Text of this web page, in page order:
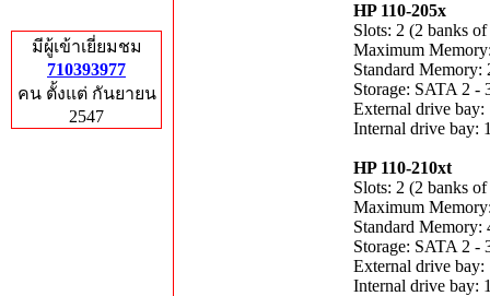
มีผู้เข้าเยี่ยมชม
710393977
คน ตั้งแต่ กันยายน
2547
HP 110-205x
Slots: 2 (2 banks
Maximum
Standard Memory:
Storage: SATA 2 -
External drive
Internal drive bay:
HP 110-210xt
Slots: 2 (2 banks
Maximum
Standard Memory:
Storage: SATA 2 -
External drive
Internal drive bay: